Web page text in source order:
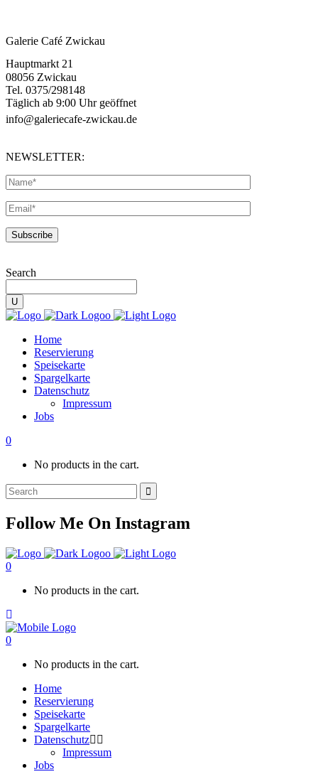
Galerie Café Zwickau
Hauptmarkt 21
08056 Zwickau
Tel. 0375/298148
Täglich ab 9:00 Uhr geöffnet
info@galeriecafe-zwickau.de
NEWSLETTER:
Search
Home
Reservierung
Speisekarte
Spargelkarte
Datenschutz
Impressum
Jobs
0
No products in the cart.
Search
for:
Follow Me On Instagram
0
No products in the cart.
0
No products in the cart.
Home
Reservierung
Speisekarte
Spargelkarte
Datenschutz
Impressum
Jobs